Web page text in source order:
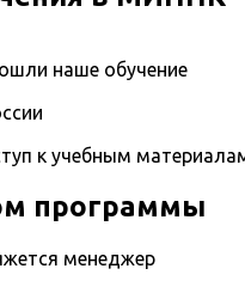
наше обучение
к учебным
программы
менеджер